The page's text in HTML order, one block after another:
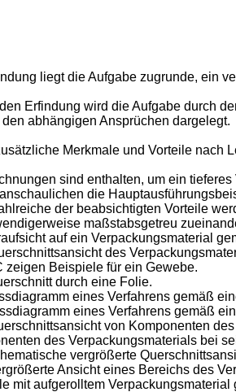
liegt die Aufgabe zugrunde, ein
Erfindung wird die Aufgabe durch
abhängigen Ansprüchen dargelegt.
Merkmale und Vorteile nach
sind enthalten, um ein
die
der beabsichtigten Vorteile
maßstabsgetreu
auf ein Verpackungsmaterial
des
zeigen Beispiele für ein Gewebe.
durch eine Folie.
eines Verfahrens gemäß
eines Verfahrens gemäß
von Komponenten
des Verpackungsmaterials bei
vergrößerte
Ansicht eines Bereichs des
mit aufgerolltem